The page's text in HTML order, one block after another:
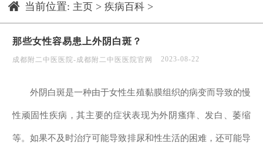
当前位置: 主页 > 疾病百科 >
那些女性容易患上外阴白斑？
成都附二中医医院-成都附二中医医院官网 2023-08-22
外阴白斑是一种由于女性生殖黏膜组织的病变而导致的慢
性顽固性疾病，其主要的症状表现为外阴瘙痒、发白、萎缩
等。如果不及时治疗可能导致排尿和性生活的困难，还可能导